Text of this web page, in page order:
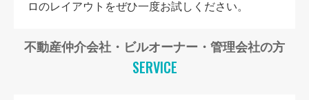
ロのレイアウトをぜひ一度お試しください。
不動産仲介会社・ビルオーナー・管理会社の方
SERVICE